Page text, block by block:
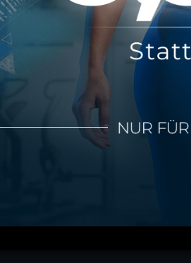
Informationen
Datenschutz
kündigen